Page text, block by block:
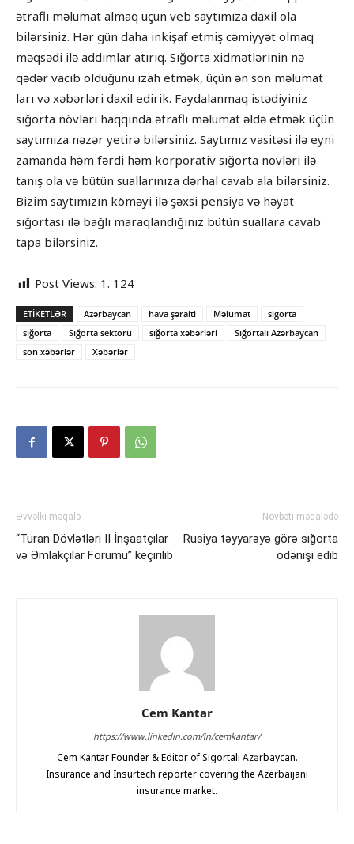
ətraflı məlumat almaq üçün veb saytımıza daxil ola
bilərsiniz. Hər gün daha inkişaf etmiş cəmiyyət olmaq
məqsədi ilə addımlar atırıq. Sığorta xidmətlərinin nə
qədər vacib olduğunu izah etmək, üçün ən son məlumat
ları və xəbərləri daxil edirik. Faydalanmaq istədiyiniz
sığorta növləri haqqında ətraflı məlumat əldə etmək üçün
saytımıza nəzər yetirə bilərsiniz. Saytımız vasitəsi ilə eyni
zamanda həm fərdi həm korporativ sığorta növləri ilə
tanış ola və bütün suallarınıza dərhal cavab ala bilərsiniz.
Bizim saytımızın köməyi ilə şəxsi pensiya və həyat
sığortası ilə bağlı maraqlandığınız bütün suallara cavab
tapa bilərsiniz.
Post Views: 1. 124
ETIKETLƏR Azərbaycan hava şəraiti Məlumat
sigorta
sığorta
Sığorta sektoru sığorta xəbərləri
Sığortalı Azərbaycan
son xəbərlər
Xəbərlər
Əvvəlki məqalə
“Turan Dövlətləri II İnşaatçılar
və Əmlakçılar Forumu” keçirilib
Növbəti məqalədə
Rusiya təyyarəyə görə sığorta
ödənişi edib
Cem Kantar
https://www.linkedin.com/in/cemkantar/
Cem Kantar Founder & Editor of Sigortalı Azərbaycan.
Insurance and Insurtech reporter covering the Azerbaijani
insurance market.